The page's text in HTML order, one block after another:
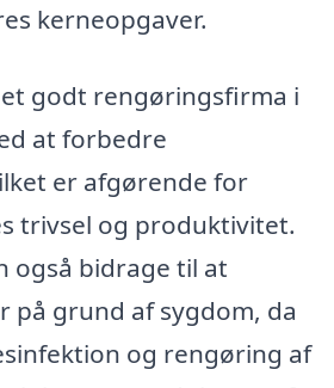
kerneopgaver.
godt rengøringsfirma i
at forbedre
er afgørende for
trivsel og produktivitet.
også bidrage til at
på grund af sygdom, da
og rengøring af